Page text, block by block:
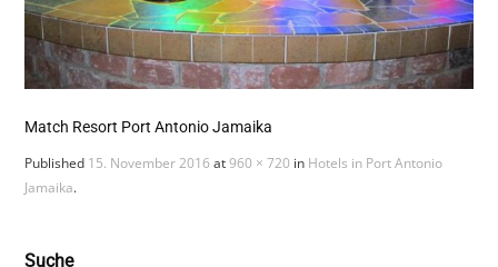
Match Resort Port Antonio Jamaika
Published 15. November 2016 at960 × 720 in Hotels in Port Antonio
Jamaika.
Suche